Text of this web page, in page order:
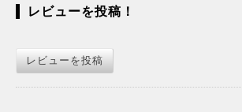
レビューを投稿！
レビューを投稿